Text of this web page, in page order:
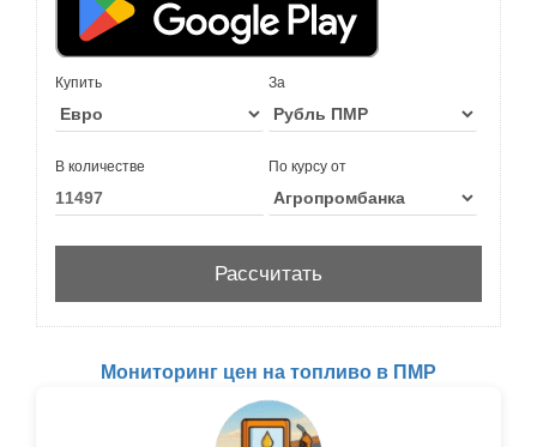
Купить За
В количестве По курсу от
Мониторинг цен на топливо в ПМР